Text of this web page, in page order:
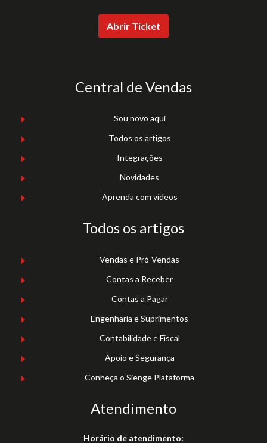
Abrir Ticket
Central de Vendas
Sou novo aqui
Todos os artigos
Integrações
Novidades
Aprenda com vídeos
Todos os artigos
Vendas e Pró-Vendas
Contas a Receber
Contas a Pagar
Engenharia e Suprimentos
Contabilidade e Fiscal
Apoio e Segurança
Conheça o Sienge Plataforma
Atendimento
Horário de atendimento: